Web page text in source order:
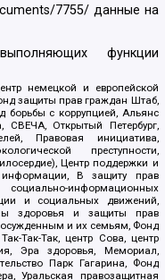
7755/ данные на
функции
немецкой и европейской
защиты прав граждан Штаб,
борьбы с коррупцией, Альянс
Открытый Петербург,
Правовая инициатива,
преступности,
Центр поддержки и
информации, В защиту прав
информационных
и социальных движений,
здоровья и защиты прав
и их семьям, Фонд
Так-Так, центр Сова, центр
Эра здоровья, Мемориал,
Парк Гагарина, Фонд
Уральская правозащитная